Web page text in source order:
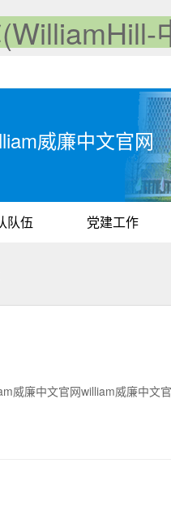
威廉中文官网
队伍 党建工作
威廉中文官网william威廉中文